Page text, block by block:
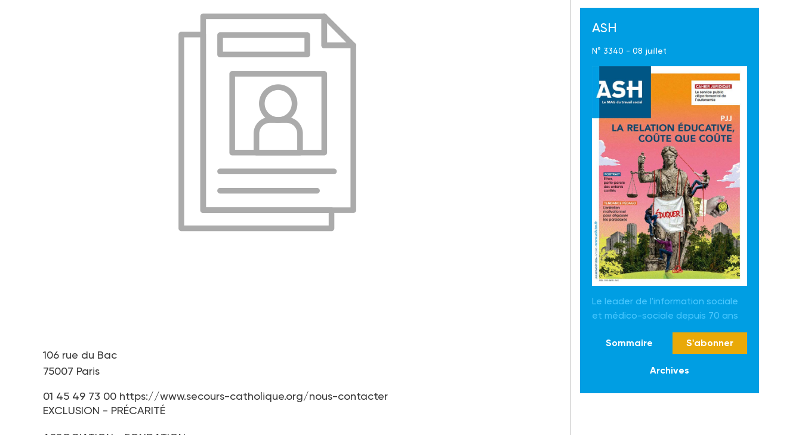
106 rue du Bac
75007 Paris
01 45 49 73 00 https://www.secours-catholique.org/nous-contacter
EXCLUSION - PRÉCARITÉ
ASH
N° 3340 - 08 juillet
Le leader de l'information sociale
et médico-sociale depuis 70 ans
Sommaire S'abonner
Archives